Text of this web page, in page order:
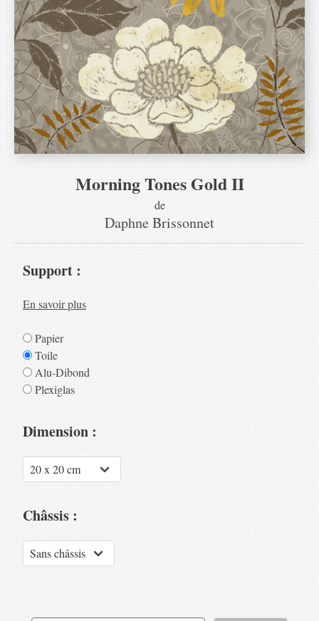
Morning Tones Gold II
de
Daphne Brissonnet
Support :
En savoir plus
Papier
Toile
Alu-Dibond
Plexiglas
Dimension :
Châssis :